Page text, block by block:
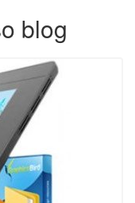
blog